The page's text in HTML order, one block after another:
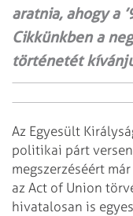
aratnia, ahogy a
Cikkünkben a
történetét
Az Egyesült
politikai párt
megszerzéséért
az Act of Union
hivatalosan is